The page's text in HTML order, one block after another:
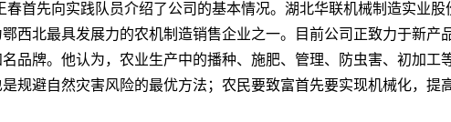
春首先向实践队员介绍了公司的基本情况。湖北华联机械制造实业
西北最具发展力的农机制造销售企业之一。目前公司正致力于新
品牌。他认为，农业生产中的播种、施肥、管理、防虫害、初加
规避自然灾害风险的最优方法；农民要致富首先要实现机械化，提